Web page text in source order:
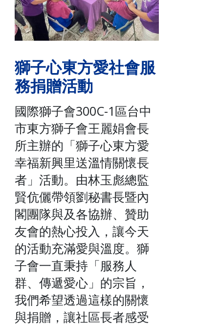
獅子心東方愛社會服
務捐贈活動
國際獅子會300C-1區台中
市東方獅子會王麗娟會長
所主辦的「獅子心東方愛
幸福新興里送溫情關懷長
者」活動。由林玉彪總監
賢伉儷帶領劉秘書長暨內
閣團隊與及各協辦、贊助
友會的熱心投入，讓今天
的活動充滿愛與溫度。獅
子會一直秉持「服務人
群、傳遞愛心」的宗旨，
我們希望透過這樣的關懷
與捐贈，讓社區長者感受